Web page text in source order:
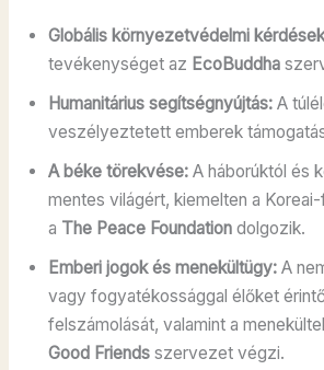
Globális környezetvédelmi
tevékenységet az EcoBuddha
Humanitárius segítségnyújtás:A
veszélyeztetett emberek
A béke törekvése:A háborúktól és
mentes világért, kiemelten a
a The Peace Foundationdolgozik.
Emberi jogok és menekültügy:A
vagy fogyatékossággal élőket
felszámolását, valamint a
Good Friendsszervezet végzi.